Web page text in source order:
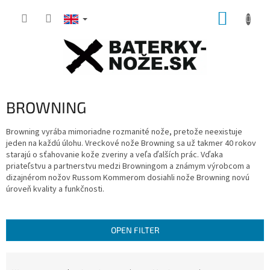
BROWNING
Browning vyrába mimoriadne rozmanité nože, pretože neexistuje
jeden na každú úlohu. Vreckové nože Browning sa už takmer 40 rokov
starajú o sťahovanie kože zveriny a veľa ďalších prác. Vďaka
priateľstvu a partnerstvu medzi Browningom a známym výrobcom a
dizajnérom nožov Russom Kommerom dosiahli nože Browning novú
úroveň kvality a funkčnosti.
OPEN FILTER